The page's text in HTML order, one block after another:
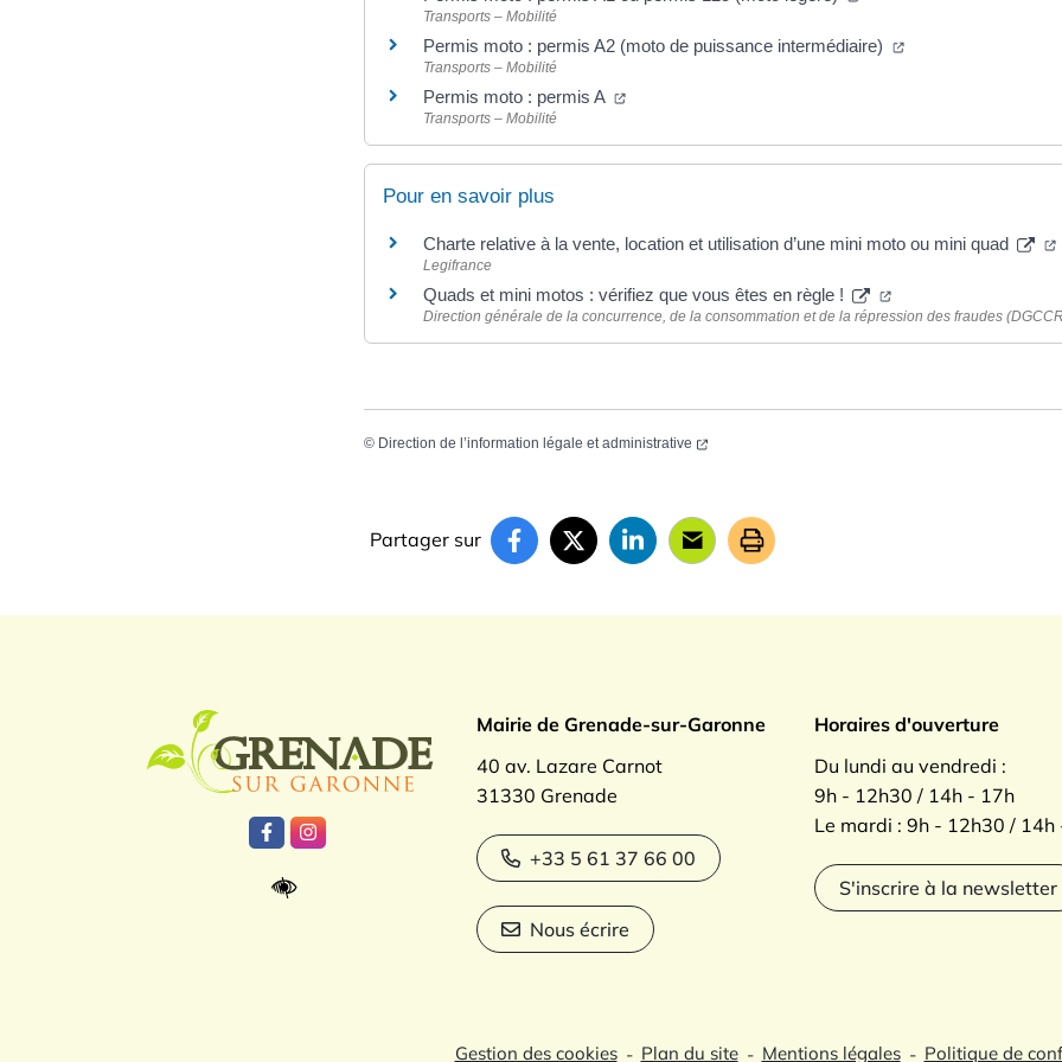
Transports – Mobilité
Permis moto : permis A2 (moto de puissance intermédiaire)
Transports – Mobilité
Permis moto : permis A
Transports – Mobilité
Pour en savoir plus
Charte relative à la vente, location et utilisation d’une mini moto ou mini quad
Legifrance
Quads et mini motos : vérifiez que vous êtes en règle !
Direction générale de la concurrence, de la consommation et de la répression des fraudes
© Direction de l’information légale et administrative
Partager sur
Logo Grenade sur Garonne
Lien vers le compte Facebook
Lien vers le compte Instagram
Mairie de Grenade-sur-Garonne
40 av. Lazare Carnot
31330 Grenade
+33 5 61 37 66 00
Nous écrire
Horaires d'ouverture
Du lundi au vendredi :
9h - 12h30 / 14h - 17h
Le mardi : 9h - 12h30 / 14h
S'inscrire à la newsletter
Gestion des cookies Plan du site Mentions légales Politique de